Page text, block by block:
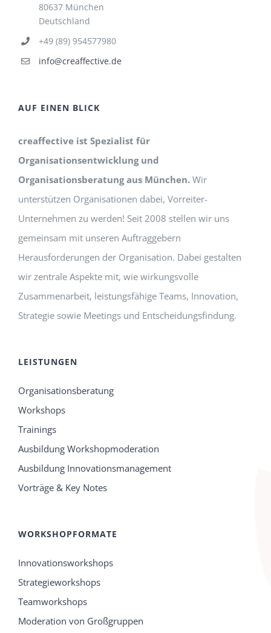
80637 München
Deutschland
+49 (89) 954577980
info@creaffective.de
AUF EINEN BLICK
creaffective ist Spezialist für
Organisationsentwicklung und
Organisationsberatung aus München. Wir
unterstützen Organisationen dabei, Vorreiter-
Unternehmen zu werden! Seit 2008 stellen wir uns
gemeinsam mit unseren Auftraggebern
Herausforderungen der Organisation. Dabei gestalten
wir zentrale Aspekte mit, wie wirkungsvolle
Zusammenarbeit, leistungsfähige Teams, Innovation,
Strategie sowie Meetings und Entscheidungsfindung.
LEISTUNGEN
Organisationsberatung
Workshops
Trainings
Ausbildung Workshopmoderation
Ausbildung Innovationsmanagement
Vorträge & Key Notes
WORKSHOPFORMATE
Innovationsworkshops
Strategieworkshops
Teamworkshops
Moderation von Großgruppen